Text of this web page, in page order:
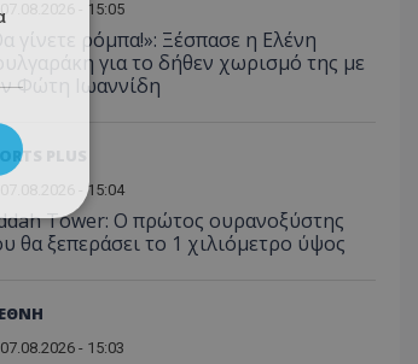
- 15:05
γίνετε ρόμπα!»: Ξέσπασε η Ελένη
για το δήθεν χωρισμό της με
Φώτη Ιωαννίδη
PLUS
07.08.2026 - 15:04
Tower: Ο πρώτος ουρανοξύστης
θα ξεπεράσει το 1 χιλιόμετρο ύψος
07.08.2026 - 15:03